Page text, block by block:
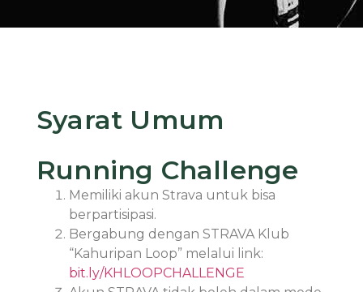
Syarat Umum
Running Challenge
Memiliki akun Strava untuk bisa
berpartisipasi.
Bergabung dengan STRAVA Klub
“Kahuripan Loop” melalui link:
bit.ly/KHLOOPCHALLENGE